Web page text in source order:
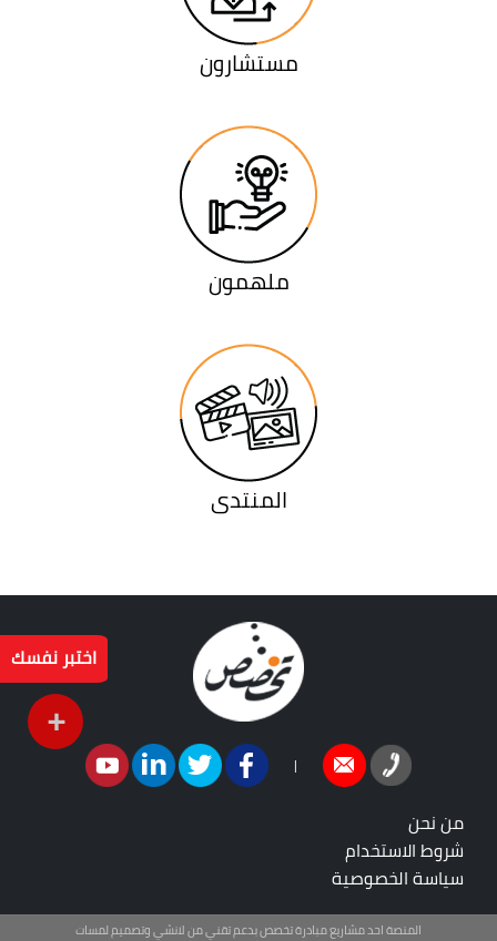
اختبر نفسك
+
مستشارون
ملهمون
المنتدى
|
من نحن
شروط الاستخدام
سياسة الخصوصية
المنصة احد مشاريع مبادرة تخصص بدعم تقني من لانشي وتصميم لمسات